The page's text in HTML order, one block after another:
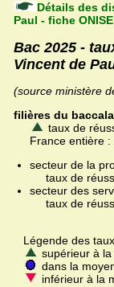
Détails des
Paul - fiche
Bac 2025 -
Vincent de
(source ministère
filières du
taux de
France entière :
secteur de la
taux de
secteur des
taux de
Légende des
supérieur à
dans la
inférieur à la